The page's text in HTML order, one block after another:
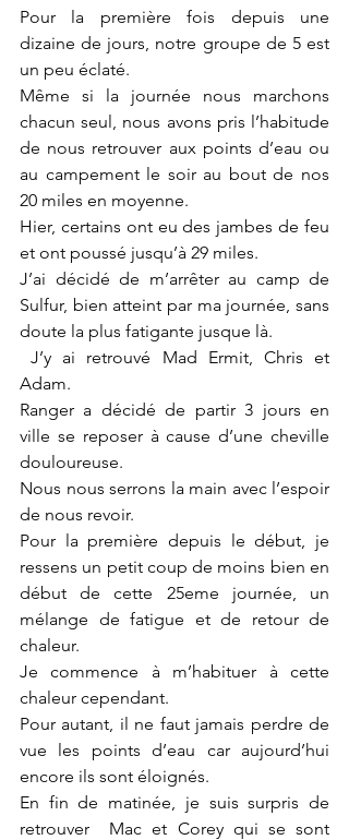
Pour la première fois depuis une
dizaine de jours, notre groupe de 5 est
un peu éclaté.
Même si la journée nous marchons
chacun seul, nous avons pris l’habitude
de nous retrouver aux points d’eau ou
au campement le soir au bout de nos
20 miles en moyenne.
Hier, certains ont eu des jambes de feu
et ont poussé jusqu’à 29 miles.
J’ai décidé de m’arrêter au camp de
Sulfur, bien atteint par ma journée, sans
doute la plus fatigante jusque là.
J’y ai retrouvé Mad Ermit, Chris et
Adam.
Ranger a décidé de partir 3 jours en
ville se reposer à cause d’une cheville
douloureuse.
Nous nous serrons la main avec l’espoir
de nous revoir.
Pour la première depuis le début, je
ressens un petit coup de moins bien en
début de cette 25eme journée, un
mélange de fatigue et de retour de
chaleur.
Je commence à m’habituer à cette
chaleur cependant.
Pour autant, il ne faut jamais perdre de
vue les points d’eau car aujourd’hui
encore ils sont éloignés.
En fin de matinée, je suis surpris de
retrouver  Mac et Corey qui se sont